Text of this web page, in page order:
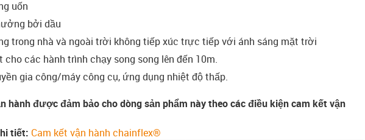
uốn
bởi dầu
trong nhà và ngoài trời không tiếp xúc trực tiếp với ánh sáng mặt trời
các hành trình chạy song song lên đến 10m.
gia công/máy công cụ, ứng dụng nhiệt độ thấp.
hành được đảm bảo cho dòng sản phẩm này theo các điều kiện cam kết vận
tiết: Cam kết vận hành chainflex®